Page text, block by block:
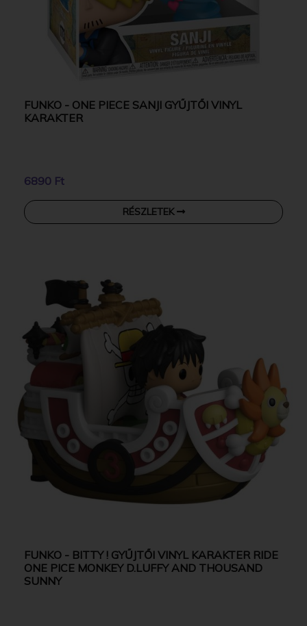
FUNKO - ONE PIECE SANJI GYŰJTŐI VINYL
KARAKTER
6890 Ft
RÉSZLETEK
FUNKO - BITTY ! GYŰJTŐI VINYL KARAKTER RIDE
ONE PICE MONKEY D.LUFFY AND THOUSAND
SUNNY